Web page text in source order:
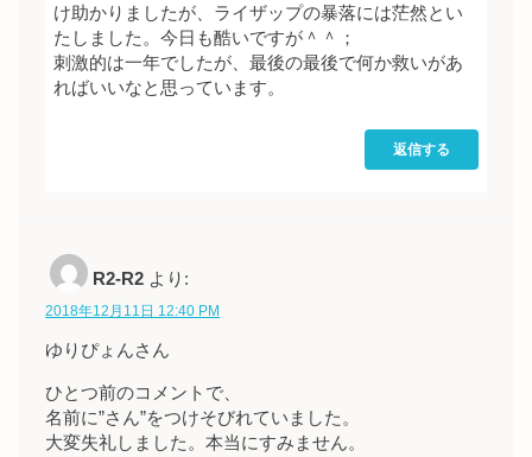
け助かりましたが、ライザップの暴落には茫然とい
たしました。今日も酷いですが＾＾；
刺激的は一年でしたが、最後の最後で何か救いがあ
ればいいなと思っています。
返信する
R2-R2 より:
2018年12月11日 12:40 PM
ゆりぴょんさん
ひとつ前のコメントで、
名前に”さん”をつけそびれていました。
大変失礼しました。本当にすみません。